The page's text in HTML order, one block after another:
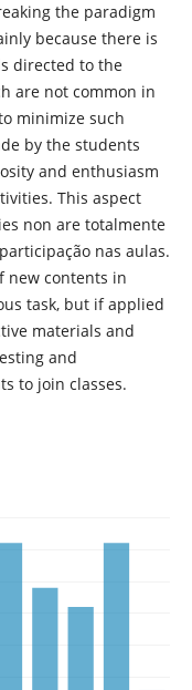
the paradigm
because there is
directed to the
are not common in
minimize such
by the students
and enthusiasm
This aspect
non are totalmente
nas aulas.
new contents in
task, but if applied
materials and
and
to join classes.